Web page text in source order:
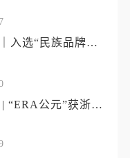
入选“民族品牌・
“ERA公元”获浙江